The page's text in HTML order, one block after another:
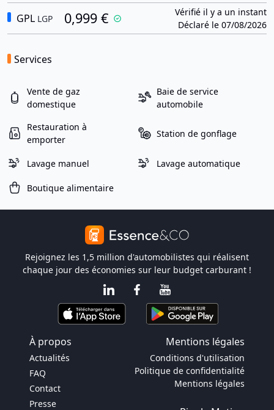
GPL LGP 0,999 €
Vérifié il y a un instant
Déclaré le 07/08/2026
Services
Vente de gaz
domestique
Baie de service
automobile
Restauration à
emporter
Station de gonflage
Lavage manuel Lavage automatique
Boutique alimentaire
Rejoignez les 1,5 million d'automobilistes qui réalisent
chaque jour des économies sur leur budget carburant !
À propos Mentions légales
Actualités
FAQ
Contact
Presse
Conditions d'utilisation
Politique de confidentialité
Mentions légales